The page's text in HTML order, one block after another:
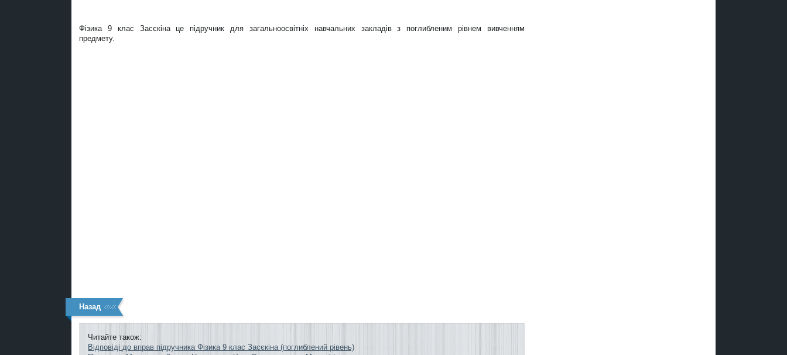
Фізика 9 клас Засєкіна це підручник для загальноосвітніх навчальних закладів з поглибленим рівнем вивченням
предмету.
Назад
Читайте також:
Відповіді до вправ підручника Фізика 9 клас Засєкіна (поглиблений рівень)